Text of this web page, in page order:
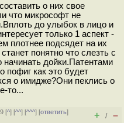
о них свое
что микрософт не
до улыбок в лицо и
только 1 аспект -
плотнее подсядет на их
понятно что слезть с
дойки.Патентами
пофиг как это будет
о имидже?Они пеклись о
то...
[^] [^^] [^^^] [ответить]
+ / –